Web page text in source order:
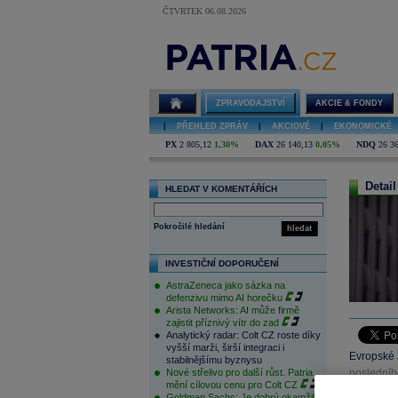
ČTVRTEK 06.08.2026
ZPRAVODAJSTVÍ AKCIE & FONDY
PŘEHLED ZPRÁV AKCIOVÉ EKONOMICKÉ
PX 2 805,12 1,30% DAX 26 140,13 0,05% NDQ 26
HLEDAT V KOMENTÁŘÍCH
hledat
Pokročilé hledání
INVESTIČNÍ DOPORUČENÍ
AstraZeneca jako sázka na
defenzivu mimo AI horečku
Arista Networks: AI může firmě
zajistit příznivý vítr do zad
Analytický radar: Colt CZ roste díky
vyšší marži, širší integraci i
stabilnějšímu byznysu
Nové střelivo pro další růst. Patria
mění cílovou cenu pro Colt CZ